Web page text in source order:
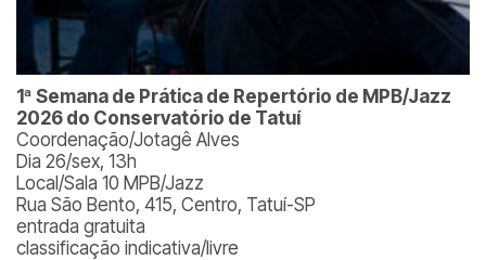
1ª Semana de Prática de Repertório de MPB/Jazz
2026 do Conservatório de Tatuí
Coordenação/Jotagê Alves
Dia 26/sex, 13h
Local/Sala 10 MPB/Jazz
Rua São Bento, 415, Centro, Tatuí-SP
entrada gratuita
classificação indicativa/livre